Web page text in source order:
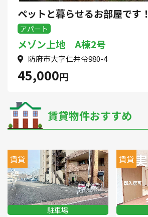
ペットと暮らせるお部屋です！
アパート
メゾン上地 A棟2号
防府市大字仁井令980-4
45,000円
賃貸物件おすすめ
賃貸
駐車場
賃貸